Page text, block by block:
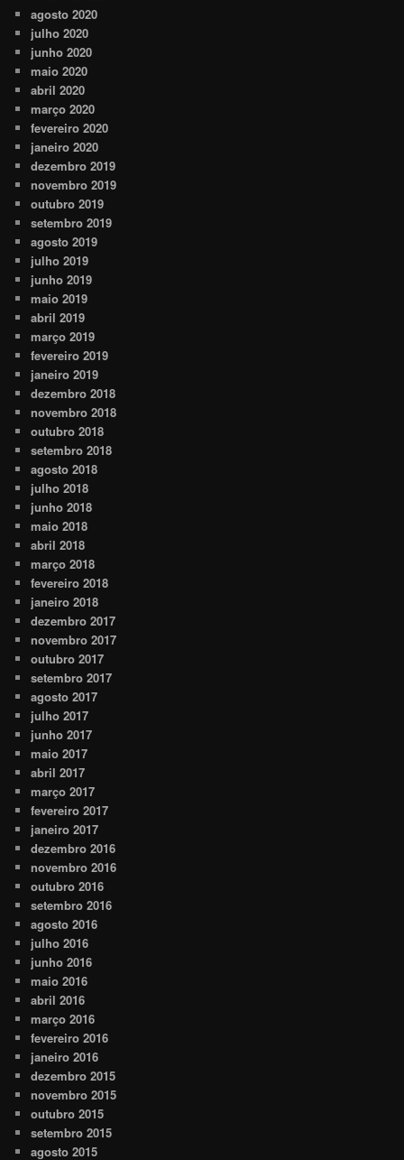
agosto 2020
julho 2020
junho 2020
maio 2020
abril 2020
março 2020
fevereiro 2020
janeiro 2020
dezembro 2019
novembro 2019
outubro 2019
setembro 2019
agosto 2019
julho 2019
junho 2019
maio 2019
abril 2019
março 2019
fevereiro 2019
janeiro 2019
dezembro 2018
novembro 2018
outubro 2018
setembro 2018
agosto 2018
julho 2018
junho 2018
maio 2018
abril 2018
março 2018
fevereiro 2018
janeiro 2018
dezembro 2017
novembro 2017
outubro 2017
setembro 2017
agosto 2017
julho 2017
junho 2017
maio 2017
abril 2017
março 2017
fevereiro 2017
janeiro 2017
dezembro 2016
novembro 2016
outubro 2016
setembro 2016
agosto 2016
julho 2016
junho 2016
maio 2016
abril 2016
março 2016
fevereiro 2016
janeiro 2016
dezembro 2015
novembro 2015
outubro 2015
setembro 2015
agosto 2015